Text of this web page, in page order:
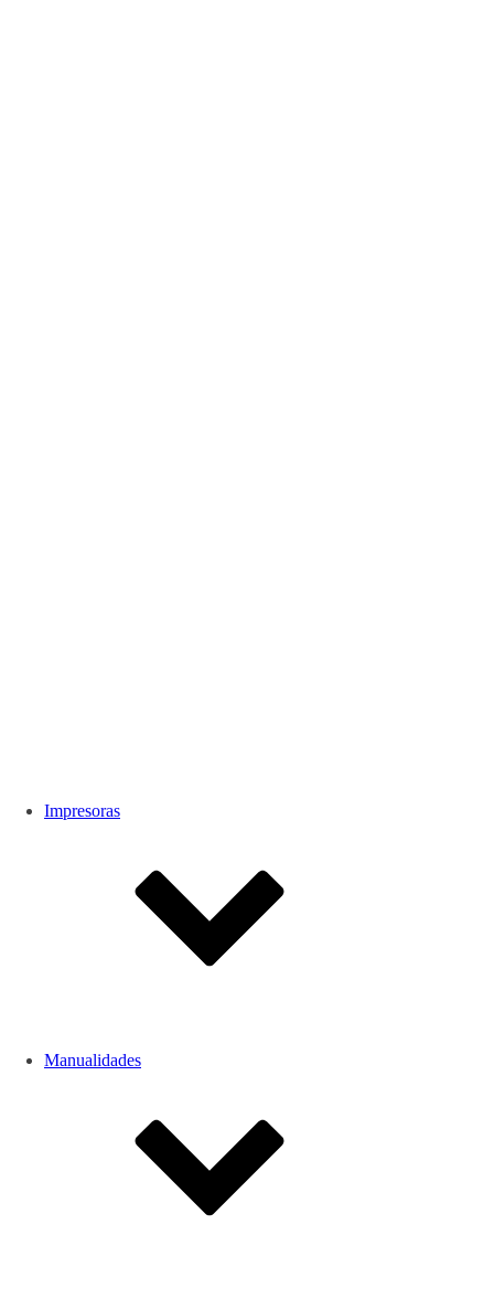
Impresoras
Manualidades